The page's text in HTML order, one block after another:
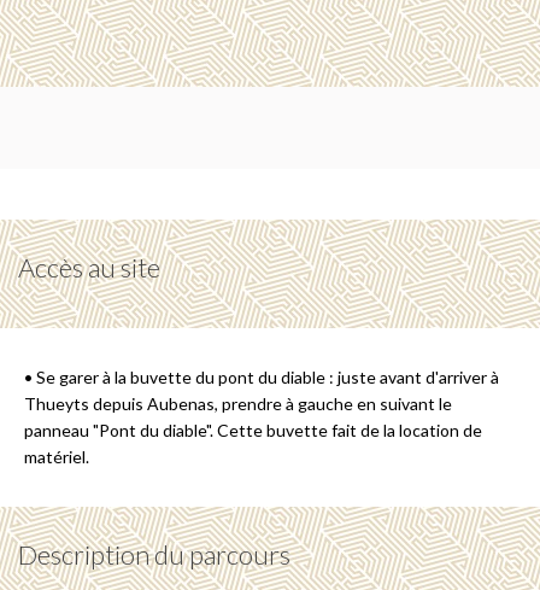
Accès au site
• Se garer à la buvette du pont du diable : juste avant d'arriver à
Thueyts depuis Aubenas, prendre à gauche en suivant le
panneau "Pont du diable". Cette buvette fait de la location de
matériel.
Description du parcours